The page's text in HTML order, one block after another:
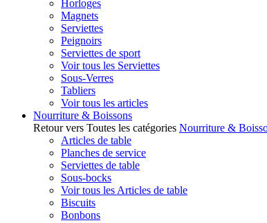
Horloges
Magnets
Serviettes
Peignoirs
Serviettes de sport
Voir tous les Serviettes
Sous-Verres
Tabliers
Voir tous les articles
Nourriture & Boissons
Retour vers Toutes les catégories Nourriture &
Articles de table
Planches de service
Serviettes de table
Sous-bocks
Voir tous les Articles de table
Biscuits
Bonbons